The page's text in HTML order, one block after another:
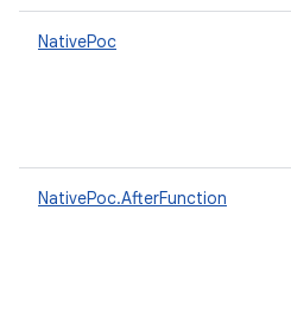
NativePoc
NativePoc.AfterFunction